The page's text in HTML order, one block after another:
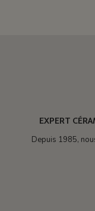
EXPERT
Depuis 1985,